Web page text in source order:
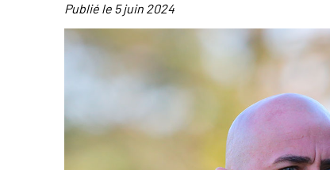
Publié le 5 juin 2024